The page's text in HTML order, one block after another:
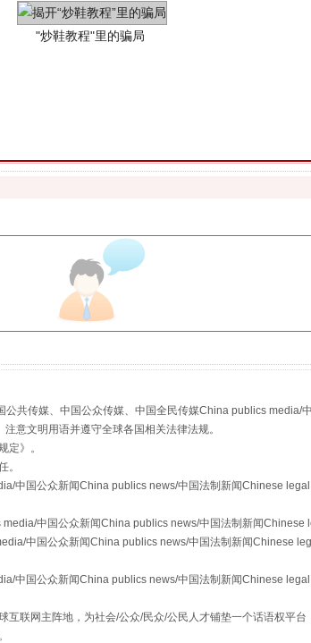
走近一线检察官
共传媒、中国公众传媒、中国全民传媒China publics media/
意文明用语并遵守全球各国相关法律法规。
定》。
。
中国公众新闻China publics news/中国法制新闻Chinese
中国公众新闻China publics news/中国法制新闻Chinese
中国公众新闻China publics news/中国法制新闻Chinese
中国公众新闻China publics news/中国法制新闻Chinese
联网主阵地，为社会/公众/民众/公民人才铺垫一个话语权平